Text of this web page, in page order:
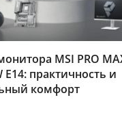
MSI PRO
E14: практичность и
комфорт